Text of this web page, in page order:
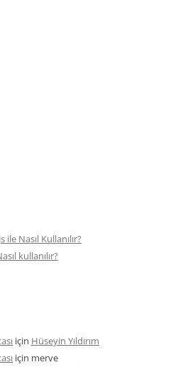
Nasıl Kullanılır?
kullanılır?
için Hüseyin Yıldırım
için merve